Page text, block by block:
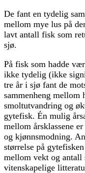
De fant en tydelig
mellom mye lus på
lavt antall fisk som
sjø.
På fisk som hadde
ikke tydelig (ikke
tre år i sjø fant de
sammenheng mellom
smoltutvandring og
gytefisk. Én mulig
mellom årsklassene
og kjønnsmodning.
størrelse på
mellom vekt og antall
vitenskapelige